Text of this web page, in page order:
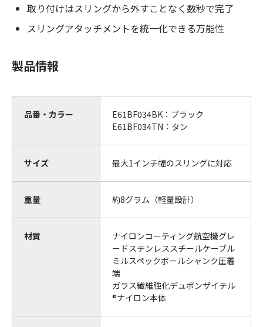
取り付けはスリングから外すことなく数秒で完了
スリングアタッチメントを統一化できる万能性
製品情報
品番・カラー
E61BF034BK：ブラック
E61BF034TN：タン
サイズ 最大1インチ幅のスリングに対応
重量 約8グラム（軽量設計）
材質
ナイロンコーティング航空機グレ
ードステンレススチールケーブル
ミルスペックボールシャンク圧着
端
ガラス繊維強化デュポンザイテル
®ナイロン本体